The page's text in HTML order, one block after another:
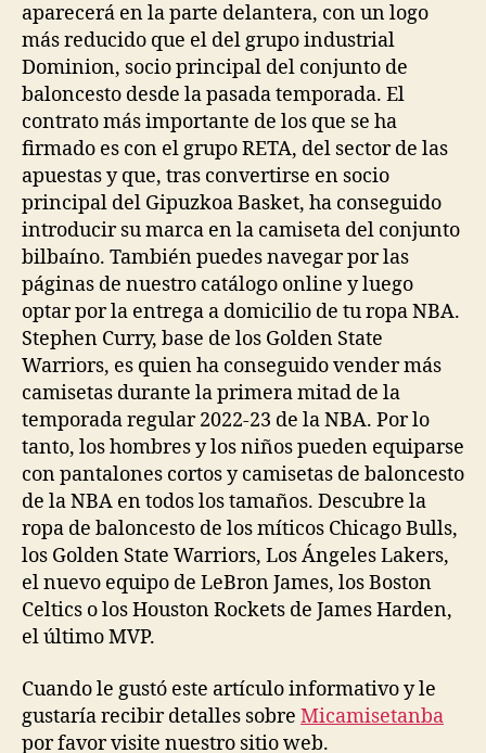
aparecerá en la parte delantera, con un logo
más reducido que el del grupo industrial
Dominion, socio principal del conjunto de
baloncesto desde la pasada temporada. El
contrato más importante de los que se ha
firmado es con el grupo RETA, del sector de las
apuestas y que, tras convertirse en socio
principal del Gipuzkoa Basket, ha conseguido
introducir su marca en la camiseta del conjunto
bilbaíno. También puedes navegar por las
páginas de nuestro catálogo online y luego
optar por la entrega a domicilio de tu ropa NBA.
Stephen Curry, base de los Golden State
Warriors, es quien ha conseguido vender más
camisetas durante la primera mitad de la
temporada regular 2022-23 de la NBA. Por lo
tanto, los hombres y los niños pueden equiparse
con pantalones cortos y camisetas de baloncesto
de la NBA en todos los tamaños. Descubre la
ropa de baloncesto de los míticos Chicago Bulls,
los Golden State Warriors, Los Ángeles Lakers,
el nuevo equipo de LeBron James, los Boston
Celtics o los Houston Rockets de James Harden,
el último MVP.
Cuando le gustó este artículo informativo y le
gustaría recibir detalles sobre Micamisetanba
por favor visite nuestro sitio web.